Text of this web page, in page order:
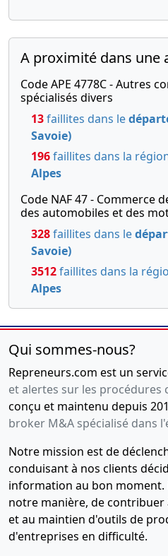
A proximité dans une
Code APE 4778C - Autres
spécialisés divers
13faillites dans le
Savoie)
196faillites dans la
Alpes
Code NAF 47 - Commerce
des automobiles et des
328faillites dans le
Savoie)
3512faillites dans la
Alpes
Qui sommes-nous?
Repreneurs.com est un
et alertes sur les procédures
conçu et maintenu depuis
broker M&A spécialisé dans
Notre mission est de
conduisant à nos clients
information au bon moment.
notre manière, de contribuer
et au maintien d'outils de
d'entreprises en difficulté.